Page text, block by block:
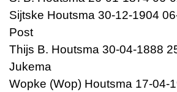
Sijtske Houtsma 30-12-1904
Post
Thijs B. Houtsma 30-04-1888
Jukema
Wopke (Wop) Houtsma 17-04-